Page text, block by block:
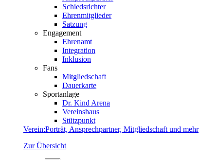
Schiedsrichter
Ehrenmitglieder
Satzung
Engagement
Ehrenamt
Integration
Inklusion
Fans
Mitgliedschaft
Dauerkarte
Sportanlage
Dr. Kind Arena
Vereinshaus
Stützpunkt
Verein:Porträt, Ansprechpartner, Mitgliedschaft und mehr
Zur Übersicht